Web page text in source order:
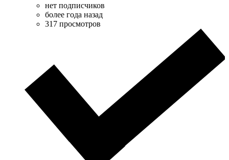
нет подписчиков
более года назад
317 просмотров